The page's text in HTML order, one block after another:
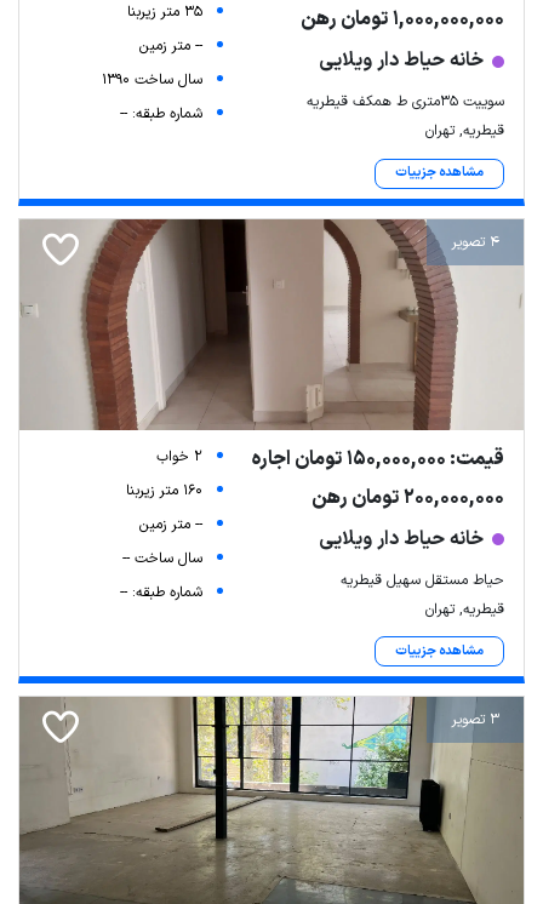
1,000,000,000 تومان رهن
خانه حیاط دار ویلایی
سوییت ۳۵متری ط همکف قیطریه
قیطریه, تهران
مشاهده جزییات
35 متر زیربنا
-- متر زمین
سال ساخت 1390
شماره طبقه: --
4 تصویر
قیمت: 150,000,000 تومان اجاره
200,000,000 تومان رهن
خانه حیاط دار ویلایی
حیاط مستقل سهیل قیطریه
قیطریه, تهران
مشاهده جزییات
2 خواب
160 متر زیربنا
-- متر زمین
سال ساخت --
شماره طبقه: --
3 تصویر